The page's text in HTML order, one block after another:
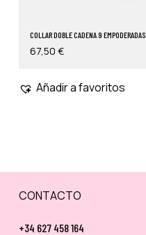
COLLAR DOBLE CADENA 9 EMPODERADAS
67,50 €
Añadir a favoritos
CONTACTO
+34 627 458 164